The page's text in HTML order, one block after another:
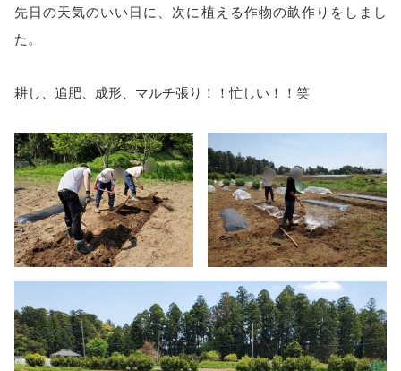
先日の天気のいい日に、次に植える作物の畝作りをしまし
た。
耕し、追肥、成形、マルチ張り！！忙しい！！笑